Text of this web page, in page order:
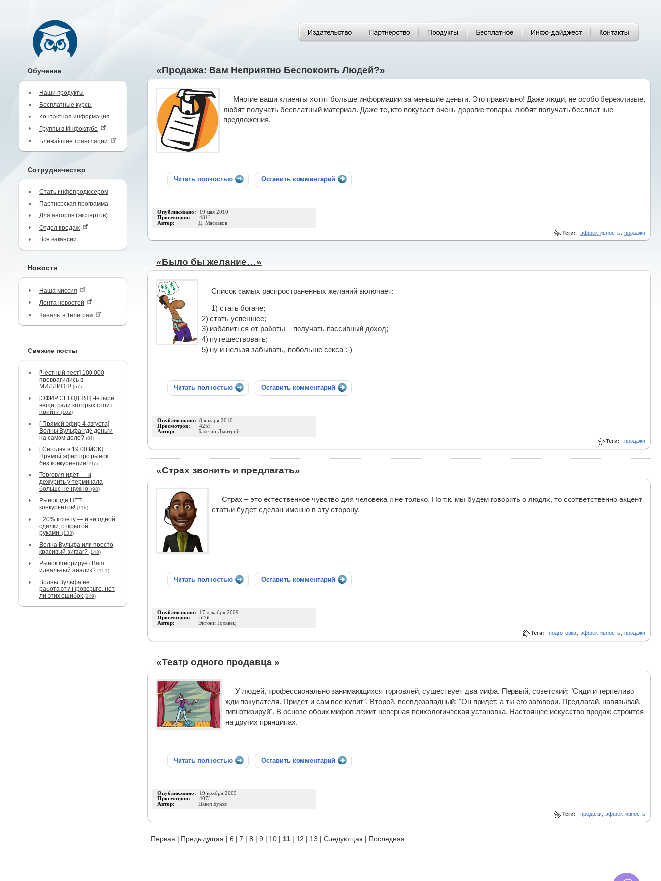
Обучение
Наши продукты
Бесплатные курсы
Контактная информация
Группы в Инфоклубе
Ближайшие трансляции
Сотрудничество
Стать инфопродюсером
Партнерская программа
Для авторов (экспертов)
Отдел продаж
Все вакансии
Новости
Наша миссия
Лента новостей
Каналы в Телеграм
Свежие посты
[Честный тест] 100 000
превратились в
МИЛЛИОН! (57)
[ЭФИР СЕГОДНЯ!] Четыре
вещи, ради которых стоит
прийти (102)
[ Прямой эфир 4 августа]
Волны Вульфа: где деньги
на самом деле? (84)
[ Сегодня в 19:00 МСК]
Прямой эфир про рынок
без конкуренции! (97)
Торговля идёт — и
дежурить у терминала
больше не нужно! (98)
Рынок, где НЕТ
конкурентов! (118)
+20% к счёту — и ни одной
сделки, открытой
руками! (133)
Волна Вульфа или просто
красивый зигзаг? (148)
Рынок игнорирует Ваш
идеальный анализ? (151)
Волны Вульфа не
работают? Проверьте, нет
ли этих ошибок (149)
«Продажа: Вам Неприятно Беспокоить Людей?»
Многие ваши клиенты хотят больше информации за меньшие деньги. Это правильно! Даже люди, не особо бережливые,
любят получать бесплатный материал. Даже те, кто покупает очень дорогие товары, любят получать бесплатные
предложения.
Читать полностью Оставить комментарий
Опубликовано: 19 мая 2010
Просмотров: 4812
Автор: Д. Маслаков
Теги: эффективность, продажи
«Было бы желание…»
Список самых распространенных желаний включает:
1) стать богаче;
2) стать успешнее;
3) избавиться от работы – получать пассивный доход;
4) путешествовать;
5) ну и нельзя забывать, побольше секса :-)
Читать полностью Оставить комментарий
Опубликовано: 8 января 2010
Просмотров: 4253
Автор: Балезин Дмитрий
Теги: продажи
«Страх звонить и предлагать»
Страх – это естественное чувство для человека и не только. Но т.к. мы будем говорить о людях, то соответственно акцент
статьи будет сделан именно в эту сторону.
Читать полностью Оставить комментарий
Опубликовано: 17 декабря 2009
Просмотров: 5260
Автор: Энтони Гольвец
Теги: подготовка, эффективность, продажи
«Театр одного продавца »
У людей, профессионально занимающихся торговлей, существует два мифа. Первый, советский: "Сиди и терпеливо
жди покупателя. Придет и сам все купит". Второй, псевдозападный: "Он придет, а ты его заговори. Предлагай, навязывай,
гипнотизируй". В основе обоих мифов лежит неверная психологическая установка. Настоящее искусство продаж строится
на других принципах.
Читать полностью Оставить комментарий
Опубликовано: 19 ноября 2009
Просмотров: 4073
Автор: Павел Буков
Теги: продажи, эффективность
Первая | Предыдущая | 6 | 7 | 8 | 9 | 10 | 11 | 12 | 13 | Следующая | Последняя